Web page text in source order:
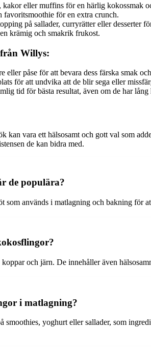
eller muffins för en härlig kokossmak
för en extra crunch.
på sallader, curryrätter eller desserter
krämig och smakrik frukost.
Willys:
påse för att bevara dess färska smak
för att undvika att de blir sega eller
tid för bästa resultat, även om de har lång
vara ett hälsosamt och gott val som
de kan bidra med.
de populära?
används i matlagning och bakning för
och järn. De innehåller även
i matlagning?
yoghurt eller sallader, som